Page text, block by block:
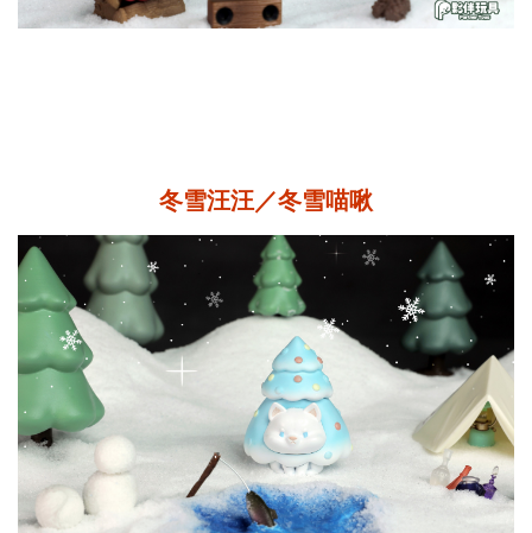
冬雪汪汪／冬雪喵啾